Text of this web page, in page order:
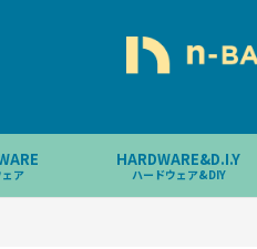
ア
HARDWARE&D.I.Y
ハードウェア&DIY